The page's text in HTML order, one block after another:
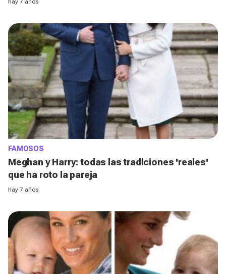
hay 7 años
FAMOSOS
Meghan y Harry: todas las tradiciones 'reales'
que ha roto la pareja
hay 7 años